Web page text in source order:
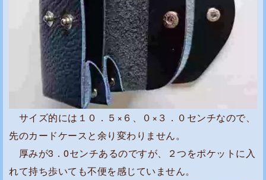
サイズ的には１０．５×６、０×３．０センチなので、
先のカードケースと余り変わりません。
厚みが3．0センチあるのですが、２つをポケットに入
れて持ち歩いても不便を感じていません。